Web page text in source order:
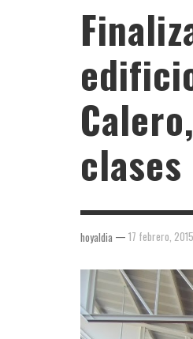
clases
hoyaldia — 17 febrero, 2015